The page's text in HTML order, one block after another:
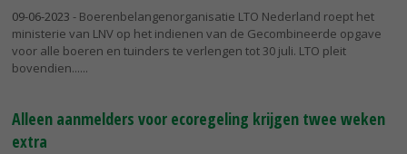
09-06-2023 - Boerenbelangenorganisatie LTO Nederland roept het
ministerie van LNV op het indienen van de Gecombineerde opgave
voor alle boeren en tuinders te verlengen tot 30 juli. LTO pleit
bovendien...
Alleen aanmelders voor ecoregeling krijgen twee weken
extra